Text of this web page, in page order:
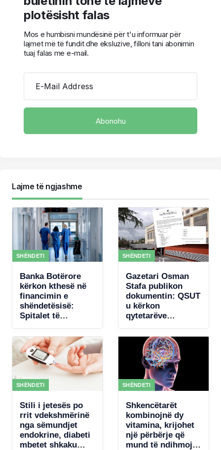
plotësisht falas
Mos e humbisni mundësinë për t'u informuar për
lajmet më të fundit dhe eksluzive, filloni tani abonimin
tuaj falas me e-mail.
E-Mail Address
Lajme të ngjashme
SHËNDETI
Banka Botërore
kërkon kthesë në
financimin e
shëndetësisë:
Spitalet të
rezultateve
SHËNDETI
Gazetari Osman
Stafa publikon
dokumentin: QSUT
u kërkon
qytetarëve
pajisje mjekësore,
qeveria akordon 4
mln € për
koncertin e Kanye
West
SHËNDETI
Stili i jetesës po
rrit vdekshmërinë
nga sëmundjet
endokrine, diabeti
mbetet shkaku
SHËNDETI
Shkencëtarët
kombinojnë dy
vitamina, krijohet
një përbërje që
mund të ndihmojë